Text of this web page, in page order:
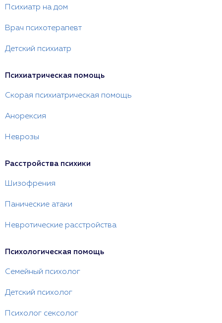
Психиатр на дом
Врач психотерапевт
Детский психиатр
Психиатрическая помощь
Скорая психиатрическая помощь
Анорексия
Неврозы
Расстройства психики
Шизофрения
Панические атаки
Невротические расстройства
Психологическая помощь
Семейный психолог
Детский психолог
Психолог сексолог